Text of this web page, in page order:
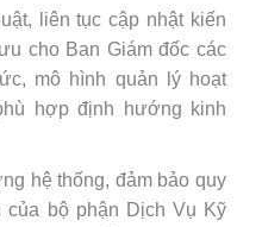
liên tục cập nhật kiến
cho Ban Giám đốc các
mô hình quản lý hoạt
hợp định hướng kinh
hệ thống, đảm bảo quy
của bộ phận Dịch Vụ Kỹ